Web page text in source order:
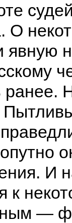
О
явную
ранее.
И
к
—